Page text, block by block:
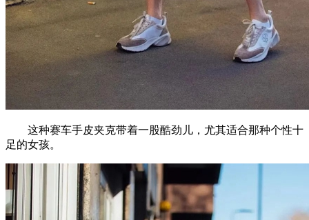
这种赛车手皮夹克带着一股酷劲儿，尤其适合那种个性十
足的女孩。